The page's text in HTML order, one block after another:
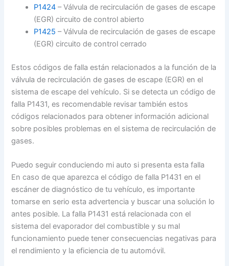
P1424 – Válvula de recirculación de gases de escape
(EGR) circuito de control abierto
P1425 – Válvula de recirculación de gases de escape
(EGR) circuito de control cerrado
Estos códigos de falla están relacionados a la función de la
válvula de recirculación de gases de escape (EGR) en el
sistema de escape del vehículo. Si se detecta un código de
falla P1431, es recomendable revisar también estos
códigos relacionados para obtener información adicional
sobre posibles problemas en el sistema de recirculación de
gases.
Puedo seguir conduciendo mi auto si presenta esta falla
En caso de que aparezca el código de falla P1431 en el
escáner de diagnóstico de tu vehículo, es importante
tomarse en serio esta advertencia y buscar una solución lo
antes posible. La falla P1431 está relacionada con el
sistema del evaporador del combustible y su mal
funcionamiento puede tener consecuencias negativas para
el rendimiento y la eficiencia de tu automóvil.